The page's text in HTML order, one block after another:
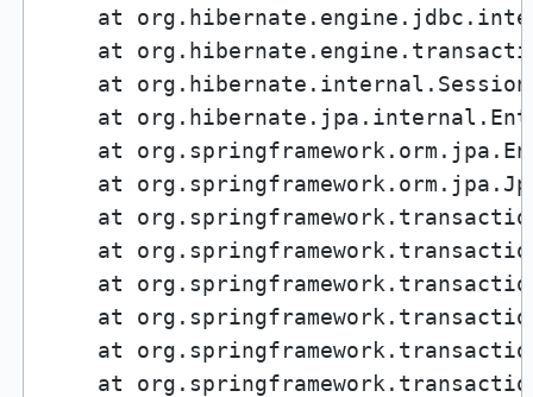
at
at
at
at
at
at
at
at
at
at
at
at